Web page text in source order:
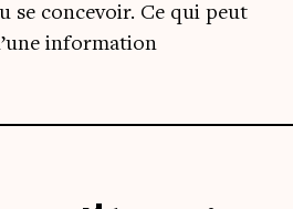
se conce­voir. Ce qui peut
infor­ma­tion